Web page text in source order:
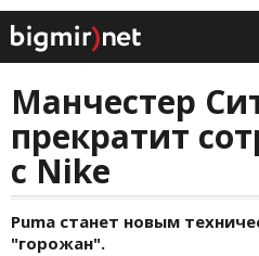
Манчестер
прекратит
с Nike
Puma станет новым
"горожан".